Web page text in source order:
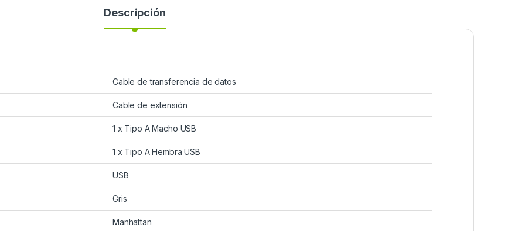
Descripción
Cable de transferencia de datos
Cable de extensión
1 x Tipo A Macho USB
1 x Tipo A Hembra USB
USB
Gris
Manhattan